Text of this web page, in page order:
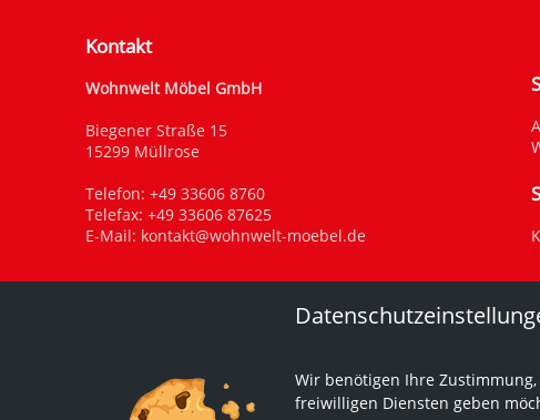
Kontakt
Wohnwelt Möbel GmbH
Biegener Straße 15
15299 Müllrose
Telefon: +49 33606 8760
Telefax: +49 33606 87625
E-Mail: kontakt@wohnwelt-moebel.de
Wir benötigen Ihre
freiwilligen Diensten geben